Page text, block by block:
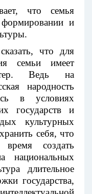
что семья
и
что для
семьи имеет
Ведь на
народность
в условиях
государств и
культурных
себя, что
создать
национальных
длительное
государства,